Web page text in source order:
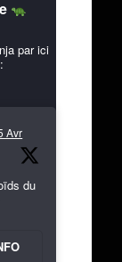
par ici
Avr
du